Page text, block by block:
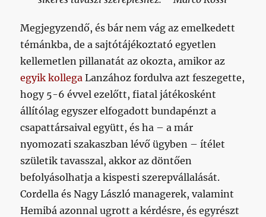
Megjegyzendő, és bár nem vág az emelkedett
témánkba, de a sajtótájékoztató egyetlen
kellemetlen pillanatát az okozta, amikor az
egyik kollega Lanzához fordulva azt feszegette,
hogy 5-6 évvel ezelőtt, fiatal játékosként
állítólag egyszer elfogadott bundapénzt a
csapattársaival együtt, és ha – a már
nyomozati szakaszban lévő ügyben – ítélet
születik tavasszal, akkor az döntően
befolyásolhatja a kispesti szerepvállalását.
Cordella és Nagy László managerek, valamint
Hemibá azonnal ugrott a kérdésre, és egyrészt